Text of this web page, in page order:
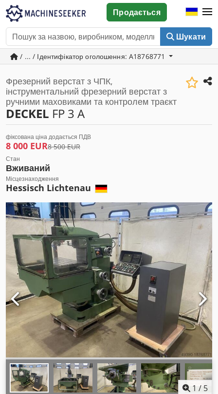
Шукати
Продається
/ ... / Ідентифікатор оголошення: A18768771
Фрезерний верстат з ЧПК,
інструментальний фрезерний верстат з
ручними маховиками та контролем траєкт
DECKEL FP 3 A
фіксована ціна додається ПДВ
8 000 EUR8 500 EUR
Стан
Вживаний
Місцезнаходження
Hessisch Lichtenau
1 / 5